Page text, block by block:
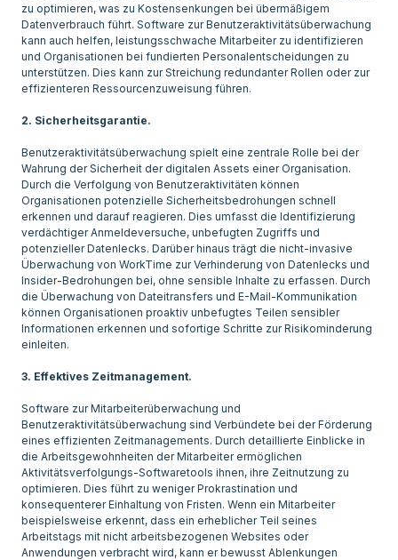
zu optimieren, was zu Kostensenkungen bei übermäßigem
Datenverbrauch führt. Software zur Benutzeraktivitätsüberwachung
kann auch helfen, leistungsschwache Mitarbeiter zu identifizieren
und Organisationen bei fundierten Personalentscheidungen zu
unterstützen. Dies kann zur Streichung redundanter Rollen oder zur
effizienteren Ressourcenzuweisung führen.
2. Sicherheitsgarantie.
Benutzeraktivitätsüberwachung spielt eine zentrale Rolle bei der
Wahrung der Sicherheit der digitalen Assets einer Organisation.
Durch die Verfolgung von Benutzeraktivitäten können
Organisationen potenzielle Sicherheitsbedrohungen schnell
erkennen und darauf reagieren. Dies umfasst die Identifizierung
verdächtiger Anmeldeversuche, unbefugten Zugriffs und
potenzieller Datenlecks. Darüber hinaus trägt die nicht-invasive
Überwachung von WorkTime zur Verhinderung von Datenlecks und
Insider-Bedrohungen bei, ohne sensible Inhalte zu erfassen. Durch
die Überwachung von Dateitransfers und E-Mail-Kommunikation
können Organisationen proaktiv unbefugtes Teilen sensibler
Informationen erkennen und sofortige Schritte zur Risikominderung
einleiten.
3. Effektives Zeitmanagement.
Software zur Mitarbeiterüberwachung und
Benutzeraktivitätsüberwachung sind Verbündete bei der Förderung
eines effizienten Zeitmanagements. Durch detaillierte Einblicke in
die Arbeitsgewohnheiten der Mitarbeiter ermöglichen
Aktivitätsverfolgungs-Softwaretools ihnen, ihre Zeitnutzung zu
optimieren. Dies führt zu weniger Prokrastination und
konsequenterer Einhaltung von Fristen. Wenn ein Mitarbeiter
beispielsweise erkennt, dass ein erheblicher Teil seines
Arbeitstags mit nicht arbeitsbezogenen Websites oder
Anwendungen verbracht wird, kann er bewusst Ablenkungen